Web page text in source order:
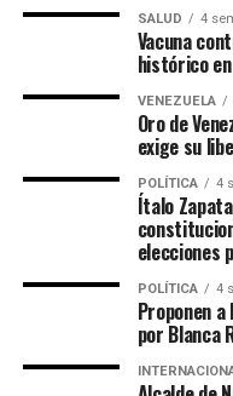
SALUD 4
Vacuna
histórico
VENEZUELA
Oro de
exige su
POLÍTICA 4
​Ítalo
elecciones
POLÍTICA 4
Proponen a
por Blanca